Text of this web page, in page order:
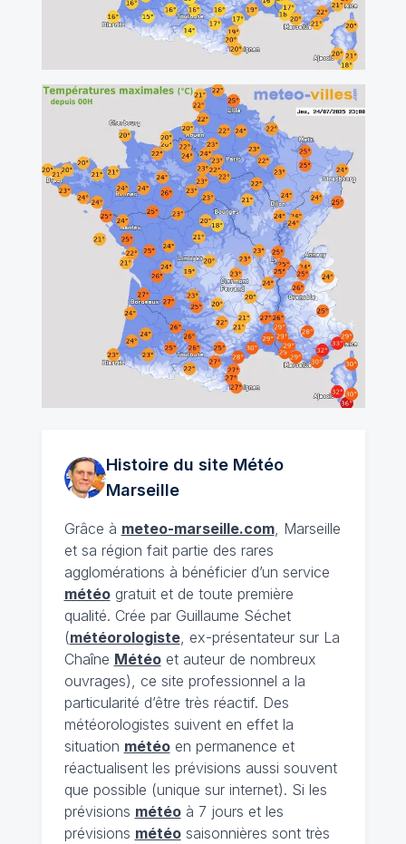
Histoire du site Météo
Marseille
Grâce à meteo-marseille.com, Marseille
et sa région fait partie des rares
agglomérations à bénéficier d’un service
météogratuit et de toute première
qualité. Crée par Guillaume Séchet
(météorologiste, ex-présentateur sur La
Chaîne Météoet auteur de nombreux
ouvrages), ce site professionnel a la
particularité d’être très réactif. Des
météorologistes suivent en effet la
situation météoen permanence et
réactualisent les prévisions aussi souvent
que possible (unique sur internet). Si les
prévisions météoà 7 jours et les
prévisions météosaisonnières sont très